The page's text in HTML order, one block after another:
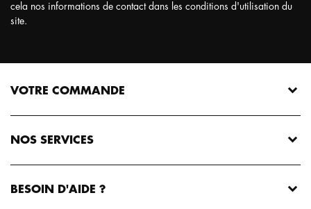
cela nos informations de contact dans les conditions d'utilisation du
site.
VOTRE COMMANDE
NOS SERVICES
BESOIN D'AIDE ?